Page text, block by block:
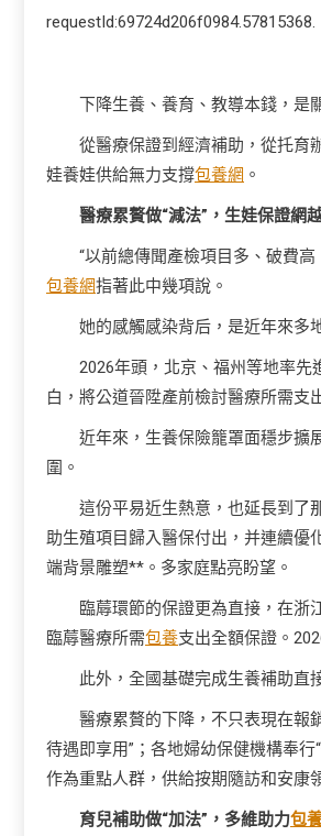
requestId:69724d206f0984.57815368.
下降生養、養育、教導本錢，是
從醫療保證到經濟補助，從托育
娃養娃供給無力支撐包養網 。
醫療累贅做“減法”，生娃保證網
“以前總傳聞產檢項目多、破費
包養網指著此中幾項說。
她的感觸感染背后，是近年來多
2026年頭，北京、福州等地率
白，將公道晉陞產前檢討醫療所需支
近年來，生養保險籠罩面穩步擴
圍。
這份平易近生熱意，也延長到了
助生殖項目歸入醫保付出，并連續
端背景雕塑**。多家庭點亮盼望。
臨蓐環節的保證更為直接，在浙
臨蓐醫療所需包養支出全額保證。
此外，全國基礎完成生養補助直
醫療累贅的下降，不只表現在報
待遇即享用”；各地婦幼保健機構奉行
作為重點人群，供給按期隨訪和安康
育兒補助做“加法”，多維助力包